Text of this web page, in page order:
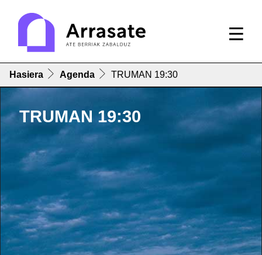
Hasiera Agenda TRUMAN 19:30
TRUMAN 19:30